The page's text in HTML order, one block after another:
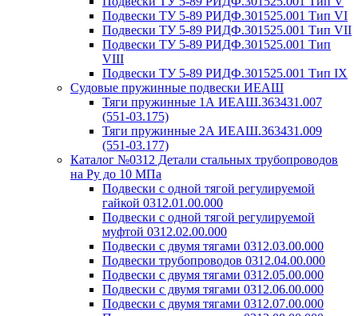
Подвески ТУ 5-89 РИДФ.301525.001 Тип VI
Подвески ТУ 5-89 РИДФ.301525.001 Тип VII
Подвески ТУ 5-89 РИДФ.301525.001 Тип
VIII
Подвески ТУ 5-89 РИДФ.301525.001 Тип IX
Судовые пружинные подвески ИЕАШ
Тяги пружинные 1А ИЕАШ.363431.007
(551-03.175)
Тяги пружинные 2А ИЕАШ.363431.009
(551-03.177)
Каталог №0312 Детали стальных трубопроводов
на Ру до 10 МПа
Подвески с одной тягой регулируемой
гайкой 0312.01.00.000
Подвески с одной тягой регулируемой
муфтой 0312.02.00.000
Подвески с двумя тягами 0312.03.00.000
Подвески трубопроводов 0312.04.00.000
Подвески с двумя тягами 0312.05.00.000
Подвески с двумя тягами 0312.06.00.000
Подвески с двумя тягами 0312.07.00.000